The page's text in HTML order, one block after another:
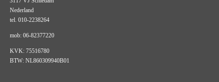
Nederland
tel. 010-2238264
mob: 06-82377220
KVK: 75516780
BTW: NL860309940B01